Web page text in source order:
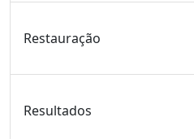
Restauração
Resultados